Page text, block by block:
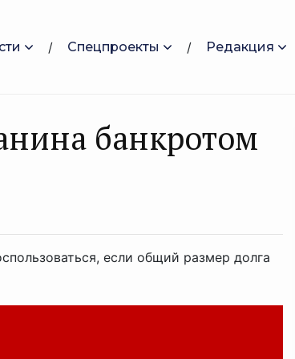
Спецпроекты Редакция
банкротом
если общий размер долга